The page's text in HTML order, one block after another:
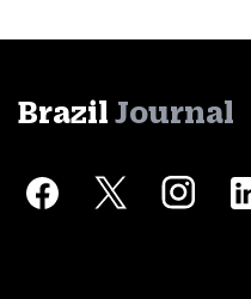
Brazil Journal